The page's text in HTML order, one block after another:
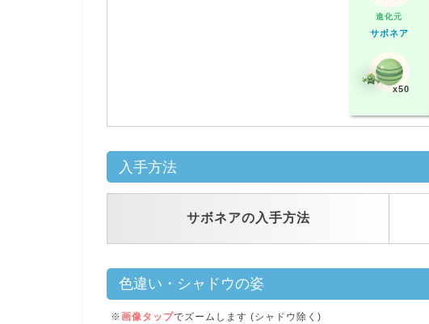
進化元
サボネア
x50
入手方法
サボネアの入手方法
色違い・シャドウの姿
※画像タップでズームします (シャドウ除く)